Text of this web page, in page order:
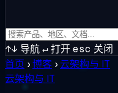
↑↓ 导航↵打开esc 关闭
首页 ›博客 › 云架构与 IT
云架构与 IT